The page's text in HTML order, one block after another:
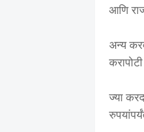
आणि
अन्य
ज्या